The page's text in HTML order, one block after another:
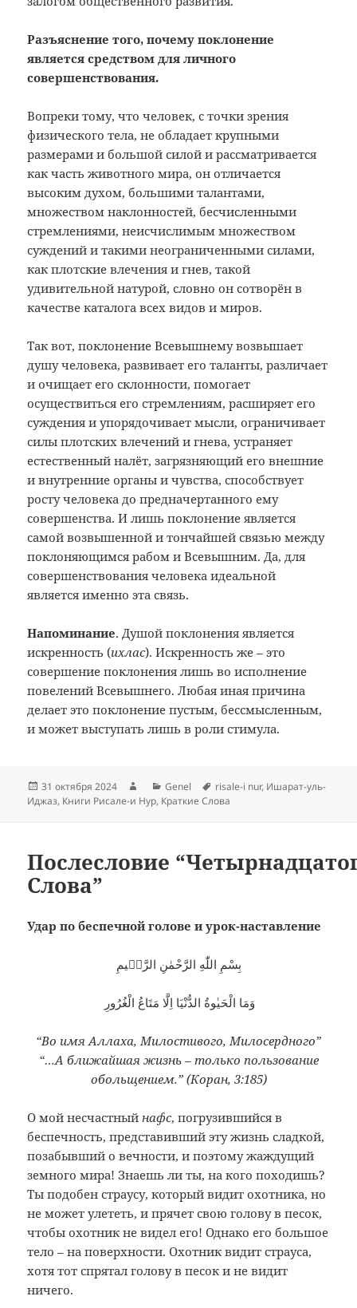
Разъяснение того, почему поклонение
является средством для личного
совершенствования.
Вопреки тому, что человек, с точки зрения
физического тела, не обладает крупными
размерами и большой силой и рассматривается
как часть животного мира, он отличается
высоким духом, большими талантами,
множеством наклонностей, бесчисленными
стремлениями, неисчислимым множеством
суждений и такими неограниченными силами,
как плотские влечения и гнев, такой
удивительной натурой, словно он сотворён в
качестве каталога всех видов и миров.
Так вот, поклонение Всевышнему возвышает
душу человека, развивает его таланты, различает
и очищает его склонности, помогает
осуществиться его стремлениям, расширяет его
суждения и упорядочивает мысли, ограничивает
силы плотских влечений и гнева, устраняет
естественный налёт, загрязняющий его внешние
и внутренние органы и чувства, способствует
росту человека до предначертанного ему
совершенства. И лишь поклонение является
самой возвышенной и тончайшей связью между
поклоняющимся рабом и Всевышним. Да, для
совершенствования человека идеальной
является именно эта связь.
Напоминание. Душой поклонения является
искренность (ихлас). Искренность же – это
совершение поклонения лишь во исполнение
повелений Всевышнего. Любая иная причина
делает это поклонение пустым, бессмысленным,
и может выступать лишь в роли стимула.
Опубликовано
31 октября 2024 АвторРубрики
Genel Метки
risale-i nur, Ишарат-уль-
Иджаз, Книги Рисале-и Нур, Краткие Слова
Послесловие
Слова”
Удар по беспечной голове и урок-наставление
بِسْمِ اللّٰهِ الرَّحْمٰنِ الرَّحٖيمِ
وَمَا الْحَيٰوةُ الدُّنْيَا اِلَّا مَتَاعُ الْغُرُورِ
“Во имя Аллаха, Милостивого, Милосердного”
“…А ближайшая жизнь – только пользование
обольщением.” (Коран, 3:185)
О мой несчастный нафс, погрузившийся в
беспечность, представивший эту жизнь сладкой,
позабывший о вечности, и поэтому жаждущий
земного мира! Знаешь ли ты, на кого походишь?
Ты подобен страусу, который видит охотника, но
не может улететь, и прячет свою голову в песок,
чтобы охотник не видел его! Однако его большое
тело – на поверхности. Охотник видит страуса,
хотя тот спрятал голову в песок и не видит
ничего.